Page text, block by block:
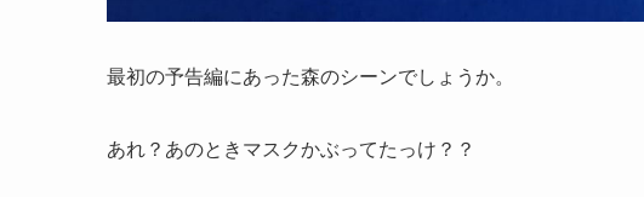
最初の予告編にあった森のシーンでしょうか。
あれ？あのときマスクかぶってたっけ？？